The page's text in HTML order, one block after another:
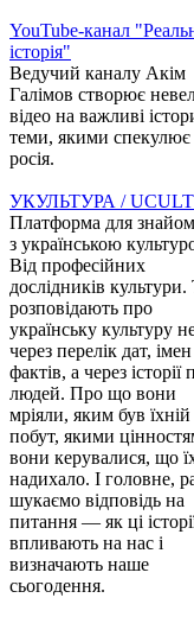
YouTube-канал
історія"
Ведучий каналу Акім
Галімов створює
відео на важливі
теми, якими спекулює
росія.
УКУЛЬТУРА /
Платформа для
з українською
Від професійних
дослідників культури.
розповідають про
українську культуру
через перелік дат, імен
фактів, а через історії
людей. Про що вони
мріяли, яким був їхній
побут, якими
вони керувалися, що
надихало. І головне,
шукаємо відповідь на
питання — як ці
впливають на нас і
визначають наше
сьогодення.